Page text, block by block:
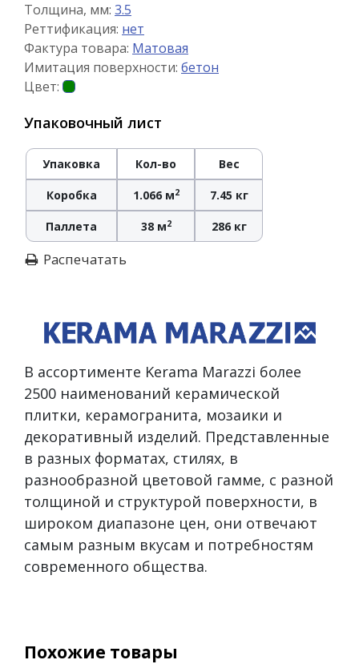
Толщина, мм: 3.5
Реттификация: нет
Фактура товара: Матовая
Имитация поверхности: бетон
Цвет:
Упаковочный лист
Упаковка Кол-во Вес
Коробка 1.066 м2 7.45 кг
Паллета 38 м2 286 кг
Распечатать
В ассортименте Kerama Marazzi более
2500 наименований керамической
плитки, керамогранита, мозаики и
декоративный изделий. Представленные
в разных форматах, стилях, в
разнообразной цветовой гамме, с разной
толщиной и структурой поверхности, в
широком диапазоне цен, они отвечают
самым разным вкусам и потребностям
современного общества.
Похожие товары